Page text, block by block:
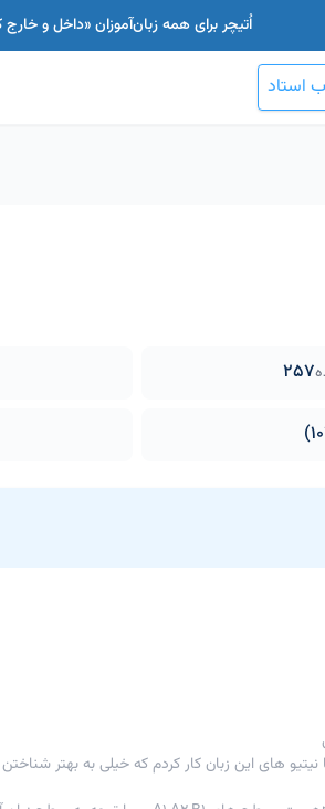
اُتیچر برای همه زبان‌آموزان «داخل و
استاد
257
است.
پذیر
استاد
با تایید استاد
نیتیو های این زبان کار کردم که خیلی به بهتر